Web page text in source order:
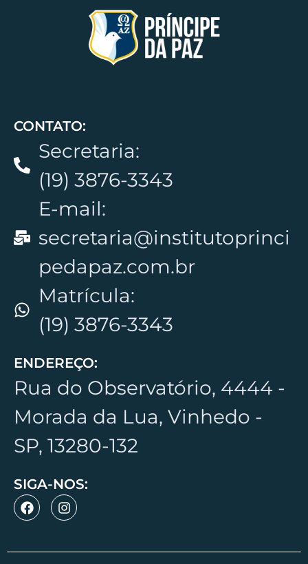
CONTATO:
Secretaria:
(19) 3876-3343
E-mail:
secretaria@institutoprinci
pedapaz.com.br
Matrícula:
(19) 3876-3343
ENDEREÇO:
Rua do Observatório, 4444 -
Morada da Lua, Vinhedo -
SP, 13280-132
SIGA-NOS: